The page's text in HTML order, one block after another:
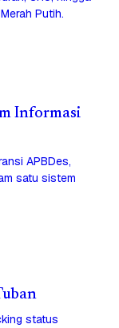
Putih.
Informasi
APBDes,
satu sistem
status